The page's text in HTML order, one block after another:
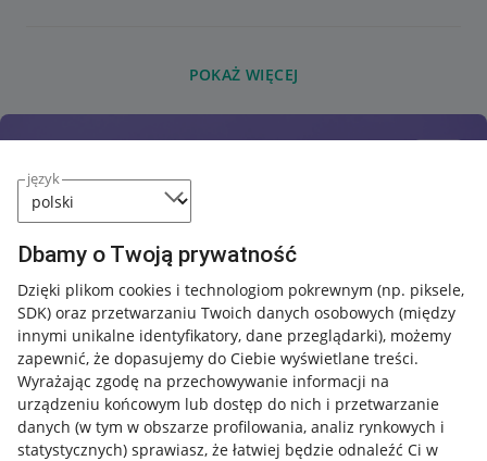
język
Dbamy o Twoją prywatność
Dzięki plikom cookies i technologiom pokrewnym (np. piksele,
SDK) oraz przetwarzaniu Twoich danych osobowych (między
innymi unikalne identyfikatory, dane przeglądarki), możemy
zapewnić, że dopasujemy do Ciebie wyświetlane treści.
Wyrażając zgodę na przechowywanie informacji na
urządzeniu końcowym lub dostęp do nich i przetwarzanie
danych (w tym w obszarze profilowania, analiz rynkowych i
statystycznych) sprawiasz, że łatwiej będzie odnaleźć Ci w
POKAŻ WIĘCEJ